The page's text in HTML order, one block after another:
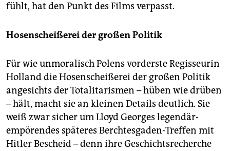
fühlt, hat den Punkt des Films verpasst.
Hosenscheißerei der großen Politik
Für wie unmoralisch Polens vorderste Regisseurin
Holland die Hosenscheißerei der großen Politik
angesichts der Totalitarismen – hüben wie drüben
– hält, macht sie an kleinen Details deutlich. Sie
weiß zwar sicher um Lloyd Georges legendär-
empörendes späteres Berchtesgaden-Treffen mit
Hitler Bescheid – denn ihre Geschichtsrecherche